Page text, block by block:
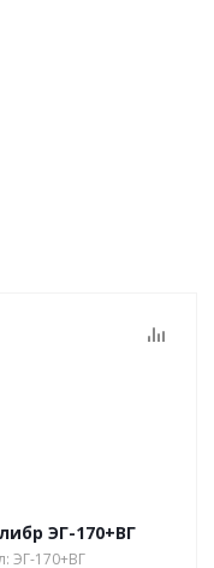
ЭГ-170+ВГ
ЭГ-170+ВГ